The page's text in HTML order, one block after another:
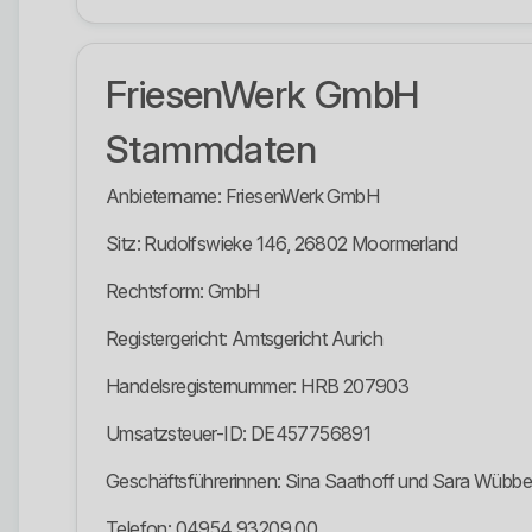
FriesenWerk GmbH
Stammdaten
Anbietername: FriesenWerk GmbH
Sitz: Rudolfswieke 146, 26802 Moormerland
Rechtsform: GmbH
Registergericht: Amtsgericht Aurich
Handelsregisternummer: HRB 207903
Umsatzsteuer-ID: DE457756891
Geschäftsführerinnen: Sina Saathoff und Sara